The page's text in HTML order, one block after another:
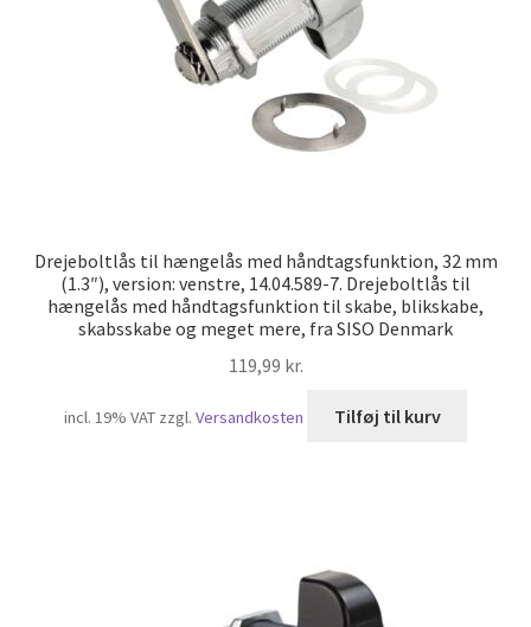
Drejeboltlås til hængelås med håndtagsfunktion, 32 mm
(1.3″), version: venstre, 14.04.589-7. Drejeboltlås til
hængelås med håndtagsfunktion til skabe, blikskabe,
skabsskabe og meget mere, fra SISO Denmark
119,99 kr.
incl. 19% VAT zzgl. Versandkosten Tilføj til kurv